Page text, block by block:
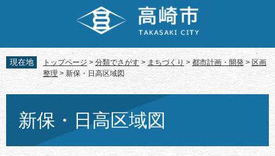
先
頭
す。
を
飛
し
へ
現在地 トップページ > 分類でさがす > まちづくり > 都市計画・開発 > 区画
整理 > 新保・日高区域図
新保・日高区域図